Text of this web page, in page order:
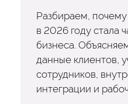
Разбираем,
в 2026 году стала
бизнеса.
данные клиентов,
сотрудников,
интеграции и